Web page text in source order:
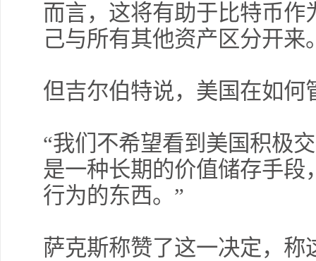
而言，这将有助于比特币
己与所有其他资产区分开来
但吉尔伯特说，美国在如何
“我们不希望看到美国积极
是一种长期的价值储存手
行为的东西。”
萨克斯称赞了这一决定，
主
呈